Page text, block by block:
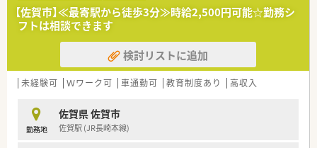
【佐賀市】≪最寄駅から徒歩3分≫時給2,500円可能☆勤務シ
フトは相談できます
検討リストに追加
未経験可 Ｗワーク可 車通勤可 教育制度あり 高収入
勤務地
佐賀県 佐賀市
佐賀駅 (JR長崎本線)